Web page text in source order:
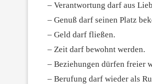
– Verantwortung darf aus
– Genuß darf seinen Platz
– Geld darf fließen.
– Zeit darf bewohnt werden.
– Beziehungen dürfen freier
– Berufung darf wieder als